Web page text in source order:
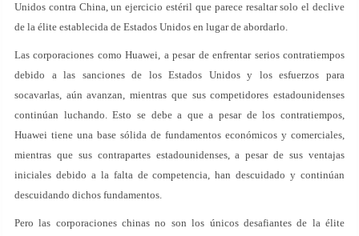
Unidos contra China, un ejercicio estéril que parece resaltar solo el declive
de la élite establecida de Estados Unidos en lugar de abordarlo.
Las corporaciones como Huawei, a pesar de enfrentar serios contratiempos
debido a las sanciones de los Estados Unidos y los esfuerzos para
socavarlas, aún avanzan, mientras que sus competidores estadounidenses
continúan luchando. Esto se debe a que a pesar de los contratiempos,
Huawei tiene una base sólida de fundamentos económicos y comerciales,
mientras que sus contrapartes estadounidenses, a pesar de sus ventajas
iniciales debido a la falta de competencia, han descuidado y continúan
descuidando dichos fundamentos.
Pero las corporaciones chinas no son los únicos desafiantes de la élite